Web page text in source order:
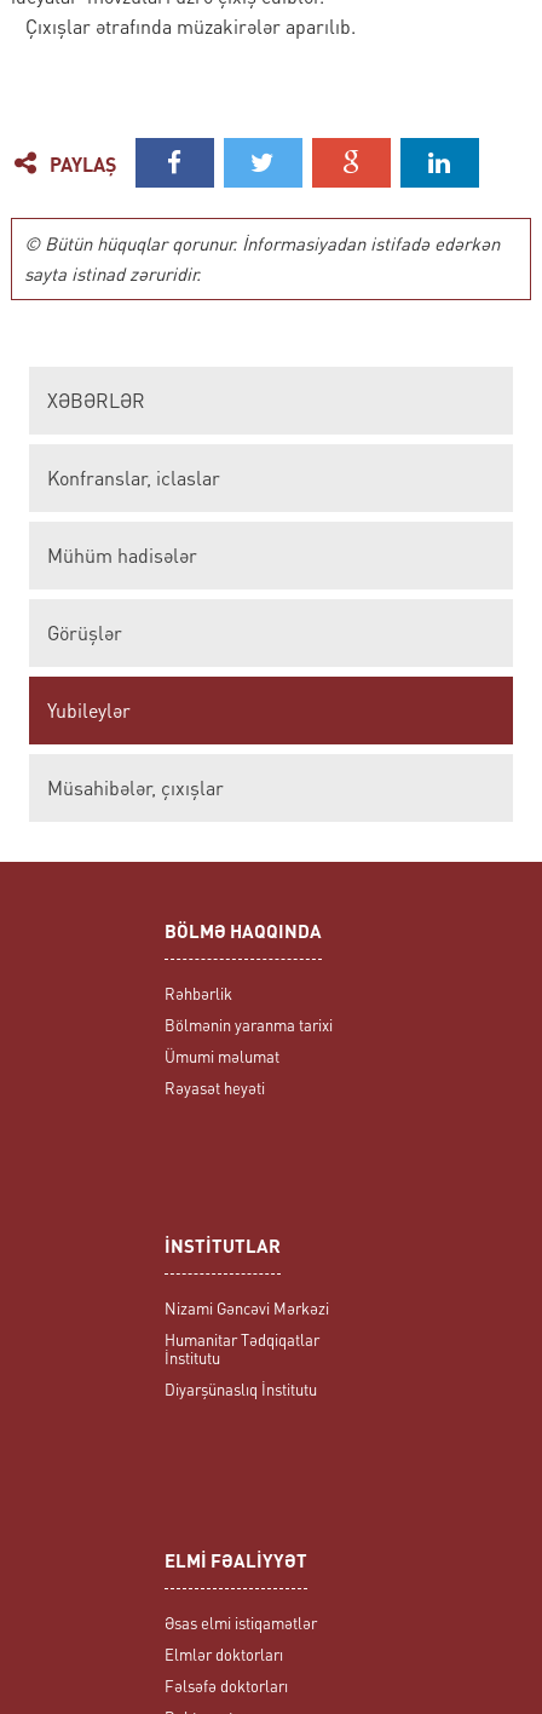
Çıxışlar ətrafında müzakirələr aparılıb.
PAYLAŞ
© Bütün hüquqlar qorunur. İnformasiyadan istifadə edərkən
sayta istinad zəruridir.
XƏBƏRLƏR
Konfranslar, iclaslar
Mühüm hadisələr
Görüşlər
Yubileylər
Müsahibələr, çıxışlar
BÖLMƏ HAQQINDA
Rəhbərlik
Bölmənin yaranma tarixi
Ümumi məlumat
Rəyasət heyəti
İNSTİTUTLAR
Nizami Gəncəvi Mərkəzi
Humanitar Tədqiqatlar
İnstitutu
Diyarşünaslıq İnstitutu
ELMİ FƏALİYYƏT
Əsas elmi istiqamətlər
Elmlər doktorları
Fəlsəfə doktorları